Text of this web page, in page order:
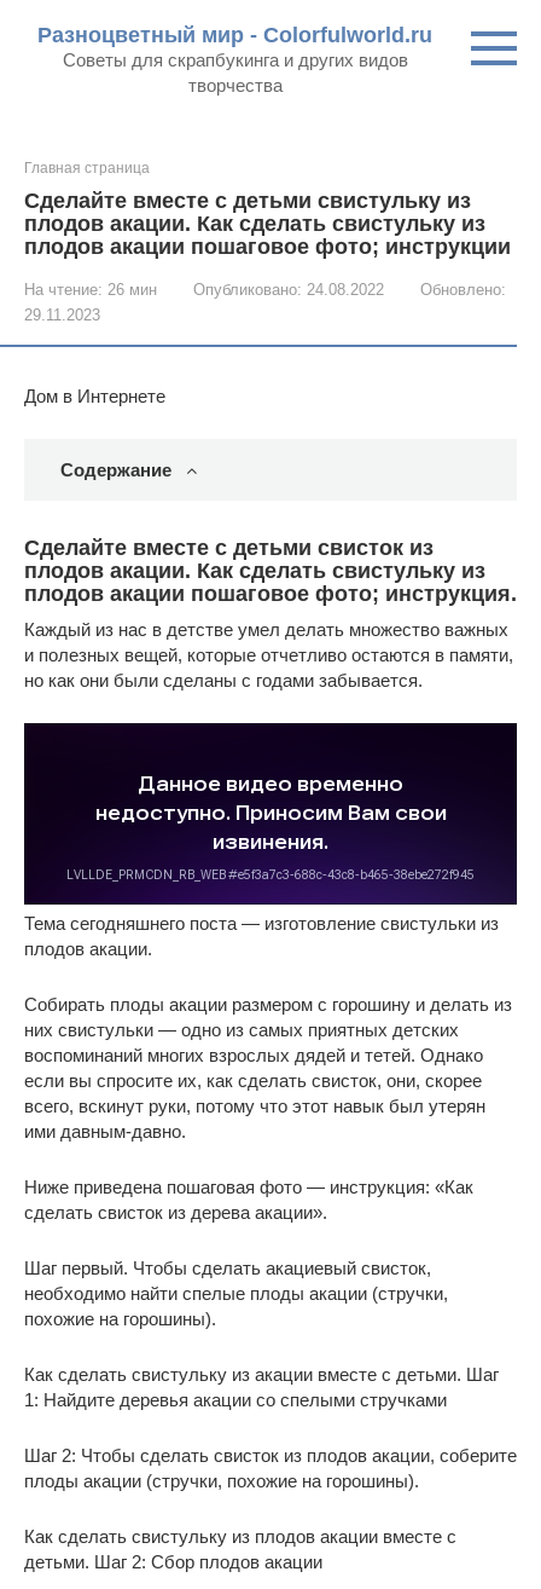
контенту
Разноцветный мир - Colorfulworld.ru
Советы для скрапбукинга и других видов
творчества
Главная страница
Сделайте вместе с детьми свистульку из
плодов акации. Как сделать свистульку из
плодов акации пошаговое фото; инструкции
На чтение: 26 мин Опубликовано: 24.08.2022
Обновлено:
29.11.2023
Дом в Интернете
Содержание
Сделайте вместе с детьми свисток из
плодов акации. Как сделать свистульку из
плодов акации пошаговое фото; инструкция.
Каждый из нас в детстве умел делать множество важных
и полезных вещей, которые отчетливо остаются в памяти,
но как они были сделаны с годами забывается.
Тема сегодняшнего поста — изготовление свистульки из
плодов акации.
Собирать плоды акации размером с горошину и делать из
них свистульки — одно из самых приятных детских
воспоминаний многих взрослых дядей и тетей. Однако
если вы спросите их, как сделать свисток, они, скорее
всего, вскинут руки, потому что этот навык был утерян
ими давным-давно.
Ниже приведена пошаговая фото — инструкция: «Как
сделать свисток из дерева акации».
Шаг первый. Чтобы сделать акациевый свисток,
необходимо найти спелые плоды акации (стручки,
похожие на горошины).
Как сделать свистульку из акации вместе с детьми. Шаг
1: Найдите деревья акации со спелыми стручками
Шаг 2: Чтобы сделать свисток из плодов акации, соберите
плоды акации (стручки, похожие на горошины).
Как сделать свистульку из плодов акации вместе с
детьми. Шаг 2: Сбор плодов акации